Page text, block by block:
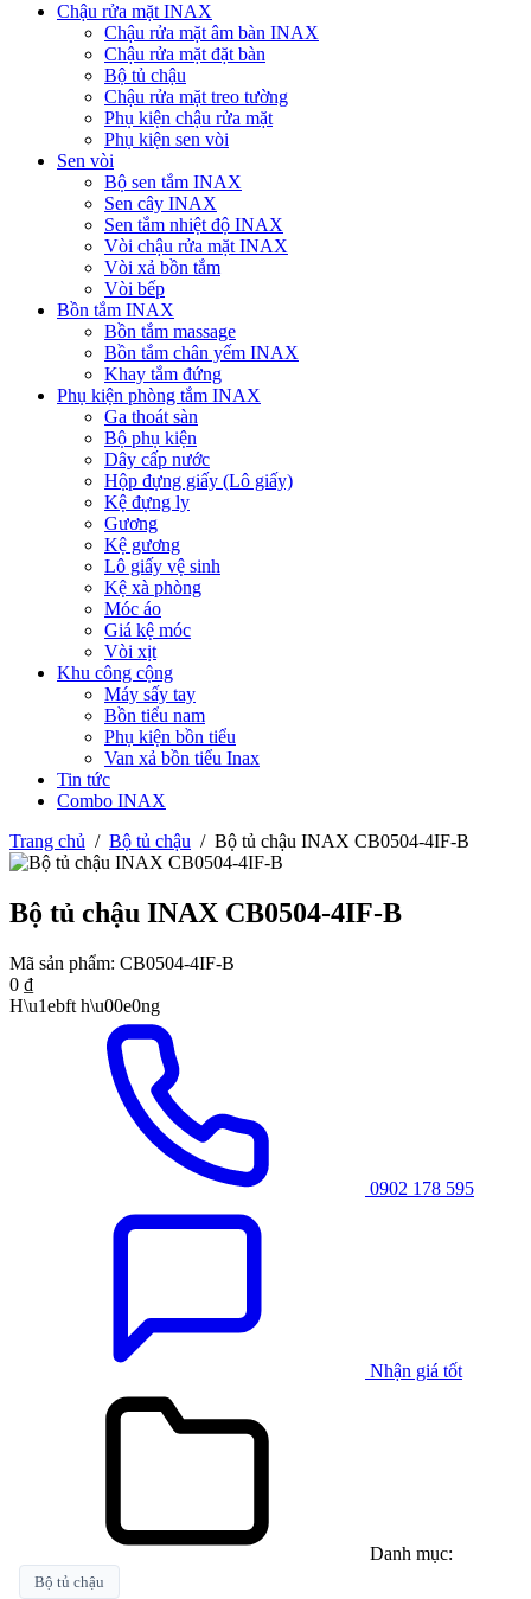
Chậu rửa mặt INAX
Chậu rửa mặt âm bàn INAX
Chậu rửa mặt đặt bàn
Bộ tủ chậu
Chậu rửa mặt treo tường
Phụ kiện chậu rửa mặt
Phụ kiện sen vòi
Sen vòi
Bộ sen tắm INAX
Sen cây INAX
Sen tắm nhiệt độ INAX
Vòi chậu rửa mặt INAX
Vòi xả bồn tắm
Vòi bếp
Bồn tắm INAX
Bồn tắm massage
Bồn tắm chân yếm INAX
Khay tắm đứng
Phụ kiện phòng tắm INAX
Ga thoát sàn
Bộ phụ kiện
Dây cấp nước
Hộp đựng giấy (Lô giấy)
Kệ đựng ly
Gương
Kệ gương
Lô giấy vệ sinh
Kệ xà phòng
Móc áo
Giá kệ móc
Vòi xịt
Khu công cộng
Máy sấy tay
Bồn tiểu nam
Phụ kiện bồn tiểu
Van xả bồn tiểu Inax
Tin tức
Combo INAX
Trang chủ / Bộ tủ chậu / Bộ tủ chậu INAX CB0504-4IF-B
Bộ tủ chậu INAX CB0504-4IF-B
Mã sản phẩm: CB0504-4IF-B
0 ₫
H\u1ebft h\u00e0ng
0902 178 595
Nhận giá tốt
Danh mục:
Bộ tủ chậu